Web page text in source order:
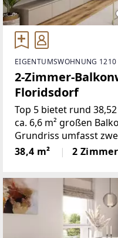
EIGENTUMSWOHNUNG
2-Zimmer-
Floridsdorf
Top 5 bietet rund
ca. 6,6 m² großen
Grundriss umfasst
offene Wohnküche mit
Nebenräumen.Die
38,4 m² 2 Zimmer